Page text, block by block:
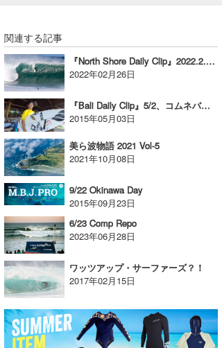
関連する記事
『North Shore Daily Clip』2022.2.16 @ PIPELINE
2022年02月26日
『Bali Daily Clip』5/2、コムネバリプロDAY-1
2015年05月03日
美ら波物語 2021 Vol-5
2021年10月08日
9/22 Okinawa Day
2015年09月23日
6/23 Comp Repo
2023年06月28日
ワッツアップ・サーファーズ？！
2017年02月15日